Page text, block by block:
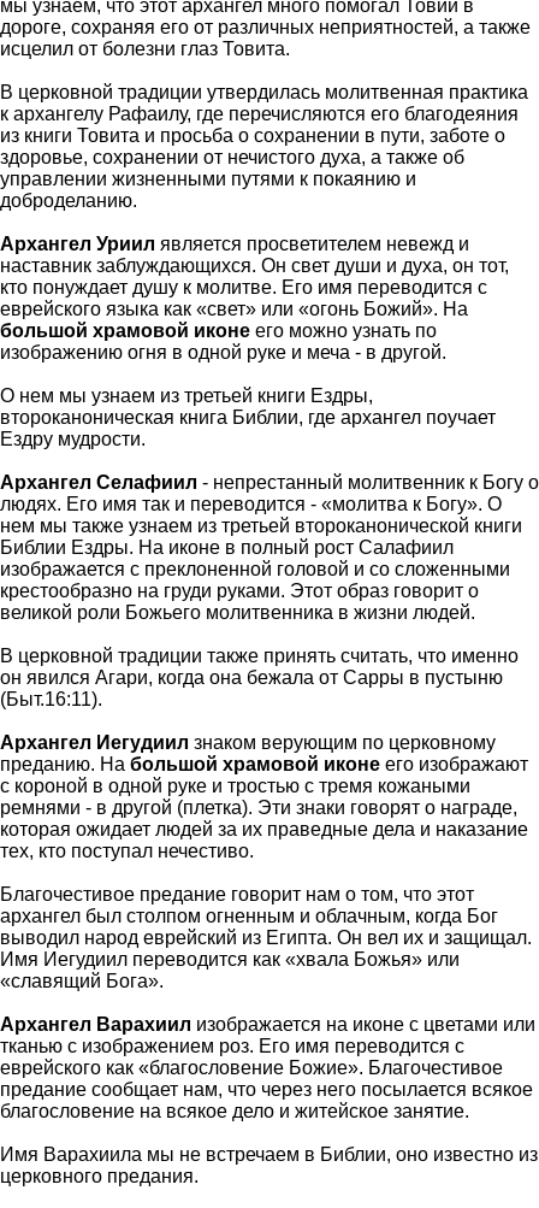
мы узнаем, что этот архангел много помогал Товии в
дороге, сохраняя его от различных неприятностей, а также
исцелил от болезни глаз Товита.
В церковной традиции утвердилась молитвенная практика
к архангелу Рафаилу, где перечисляются его благодеяния
из книги Товита и просьба о сохранении в пути, заботе о
здоровье, сохранении от нечистого духа, а также об
управлении жизненными путями к покаянию и
доброделанию.
Архангел Уриил является просветителем невежд и
наставник заблуждающихся. Он свет души и духа, он тот,
кто понуждает душу к молитве. Его имя переводится с
еврейского языка как «свет» или «огонь Божий». На
большой храмовой иконе его можно узнать по
изображению огня в одной руке и меча - в другой.
О нем мы узнаем из третьей книги Ездры,
второканоническая книга Библии, где архангел поучает
Ездру мудрости.
Архангел Селафиил - непрестанный молитвенник к Богу о
людях. Его имя так и переводится - «молитва к Богу». О
нем мы также узнаем из третьей второканонической книги
Библии Ездры. На иконе в полный рост Салафиил
изображается с преклоненной головой и со сложенными
крестообразно на груди руками. Этот образ говорит о
великой роли Божьего молитвенника в жизни людей.
В церковной традиции также принять считать, что именно
он явился Агари, когда она бежала от Сарры в пустыню
(Быт.16:11).
Архангел Иегудиил знаком верующим по церковному
преданию. На большой храмовой иконе его изображают
с короной в одной руке и тростью с тремя кожаными
ремнями - в другой (плетка). Эти знаки говорят о награде,
которая ожидает людей за их праведные дела и наказание
тех, кто поступал нечестиво.
Благочестивое предание говорит нам о том, что этот
архангел был столпом огненным и облачным, когда Бог
выводил народ еврейский из Египта. Он вел их и защищал.
Имя Иегудиил переводится как «хвала Божья» или
«славящий Бога».
Архангел Варахиил изображается на иконе с цветами или
тканью с изображением роз. Его имя переводится с
еврейского как «благословение Божие». Благочестивое
предание сообщает нам, что через него посылается всякое
благословение на всякое дело и житейское занятие.
Имя Варахиила мы не встречаем в Библии, оно известно из
церковного предания.